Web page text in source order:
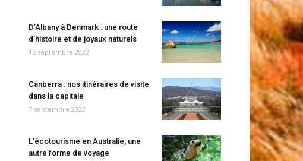
D’Albany à Denmark : une route
d’histoire et de joyaux naturels
15 septembre 2022
Canberra : nos itinéraires de visite
dans la capitale
7 septembre 2022
L’écotourisme en Australie, une
autre forme de voyage